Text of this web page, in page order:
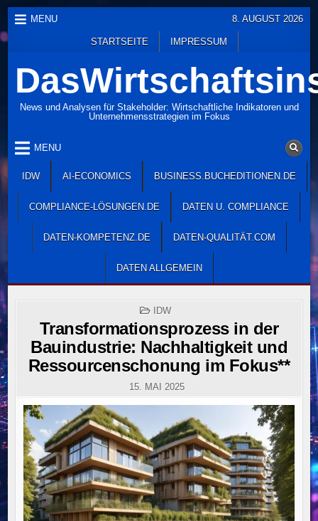
Skip
to
content
MENU
STARTSEITE IMPRESSUM
8. AUGUST 2026
News und Analysen für Stakeholder: Wirtschaftliche Indikatoren und
Unternehmensstrategien im Fokus
MENU
IDW AI-ECONOMICS BUSINESS.BUCHEDITIONEN.DE
COMPLIANCE-LÖSUNGEN.DE DATEN U. COMPLIANCE
DATEN-KOMPETENZ.DE DATEN-QUALITÄT.COM
DATEN ALLGEMEIN
POSTED
IDW
Transformationsprozess in der
Bauindustrie: Nachhaltigkeit und
Ressourcenschonung im Fokus**
15. MAI 2025